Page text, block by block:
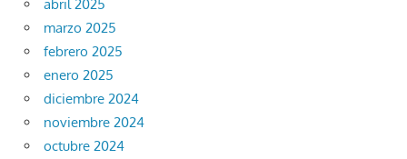
abril 2025
marzo 2025
febrero 2025
enero 2025
diciembre 2024
noviembre 2024
octubre 2024